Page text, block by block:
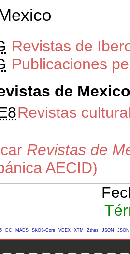
Revistas de
Publicaciones
de
Revistas
Revistas de
AECID)
DC MADS SKOS-Core VDEX XTM Zthes JSON